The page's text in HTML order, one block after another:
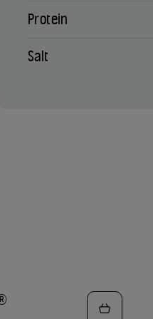
Protein
Salt